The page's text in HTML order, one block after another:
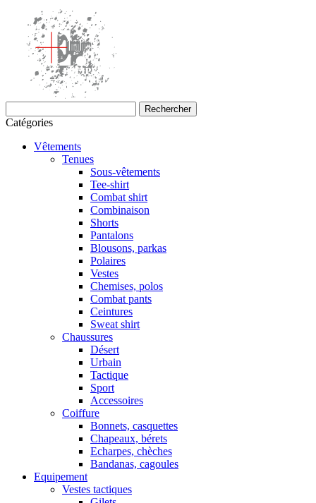
Rechercher
Catégories
Vêtements
Tenues
Sous-vêtements
Tee-shirt
Combat shirt
Combinaison
Shorts
Pantalons
Blousons, parkas
Polaires
Vestes
Chemises, polos
Combat pants
Ceintures
Sweat shirt
Chaussures
Désert
Urbain
Tactique
Sport
Accessoires
Coiffure
Bonnets, casquettes
Chapeaux, bérets
Echarpes, chèches
Bandanas, cagoules
Equipement
Vestes tactiques